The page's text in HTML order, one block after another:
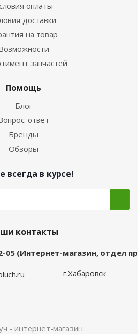
оплаты
доставки
на товар
запчастей
Помощь
Блог
ответ
Бренды
Обзоры
всегда в курсе!
контакты
05 (Интернет-магазин, отдел
г.Хабаровск
- интернет-магазин